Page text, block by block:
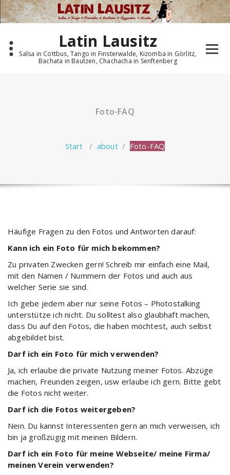
Zum
Inhalt
springen
Latin Lausitz
Salsa in Cottbus, Tango in Finsterwalde, Kizomba in Görlitz,
Bachata in Bautzen, Chachacha in Senftenberg
Foto-FAQ
Start / about/ Foto-FAQ
Häufige Fragen zu den Fotos und Antworten darauf:
Kann ich ein Foto für mich bekommen?
Zu privaten Zwecken gern! Schreib mir einfach eine Mail,
mit den Namen / Nummern der Fotos und auch aus
welcher Serie sie sind.
Ich gebe jedem aber nur seine Fotos – Photostalking
unterstütze ich nicht. Du solltest also glaubhaft machen,
dass Du auf den Fotos, die haben möchtest, auch selbst
abgebildet bist.
Darf ich ein Foto für mich verwenden?
Ja, ich erlaube die private Nutzung meiner Fotos. Abzüge
machen, Freunden zeigen, usw erlaube ich gern. Bitte gebt
die Fotos nicht weiter.
Darf ich die Fotos weitergeben?
Nein. Du kannst Interessenten gern an mich verweisen, ich
bin ja großzügig mit meinen Bildern.
Darf ich ein Foto für meine Webseite/ meine Firma/
meinen Verein verwenden?